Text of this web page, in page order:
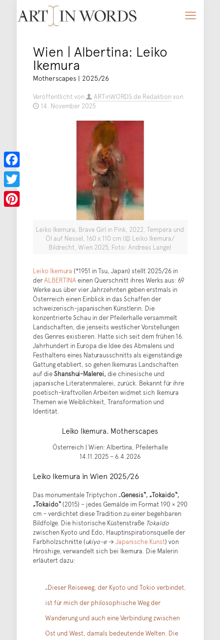
Wien | Albertina: Leiko
Ikemura
Motherscapes | 2025/26
Veröffentlicht von ARTinWORDS.de Redaktionvon
14. November 2025
Leiko Ikemura, Brave Girl in Pink, 2022, Tempera und
Öl auf Nessel, 160 x 110 cm (© Leiko Ikemura/
Bildrecht, Wien 2025, Foto: Andreas Lange)
Leiko Ikemura (*1951 in Tsu, Japan) stellt 2025/26 in
derALBERTINAeinen Querschnitt ihres Werks aus: 69
Werke aus über vier Jahrzehnten geben erstmals in
Österreich einen Einblick in das Schaffen der
schweizerisch-japanischen Künstlerin. Die
konzentrierte Schau in der Pfeilerhalle versammelt
Landschaften, die jenseits westlicher Vorstellungen
des Genres existieren. Hatte sich seit dem frühen 16.
Jahrhundert in Europa die Idee des Abmalens und
Festhaltens eines Naturausschnitts als eigenständige
Gattung etabliert, so gehen Ikemuras Landschaften
auf dieShanshui-Malerei,die chinesische und
japanische Literatenmalerei, zurück. Bekannt für ihre
poetisch-kraftvollen Arbeiten widmet sich Ikemura
Themen wie Weiblichkeit, Transformation und
Identität.
Leiko Ikemura. Motherscapes
Österreich | Wien: Albertina, Pfeilerhalle
14.11.2025 – 6.4.2026
Leiko Ikemura in Wien 2025/26
Das monumentale Triptychon „Genesis“, „Tokaido“,
„Tokaido“(2015) – jedes Gemälde im Format 190 × 290
cm – verdichtet diese Tradition zu einer begehbaren
Bildfolge. Die historische Küstenstraße Tokaido
zwischen Kyoto und Edo, Hauptinspirationsquelle der
Farbholzschnitte (ukiyo-e→ Japanische Kunst) von
Hiroshige, verwandelt sich bei Ikemura. Die Malerin
erläutert dazu:
„Dieser Reiseweg, der Kyoto und Tokio verbindet,
ist für mich der philosophische Weg der
Wanderung und auch eine Verbindung zwischen
Ost und West, damals bedeutende Welten. Die
Facebook
Twitter